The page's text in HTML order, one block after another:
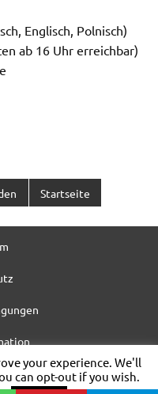
Englisch, Polnisch)
ab 16 Uhr erreichbar)
Startseite
von ThemeZee.
your experience. We'll
can opt-out if you wish.